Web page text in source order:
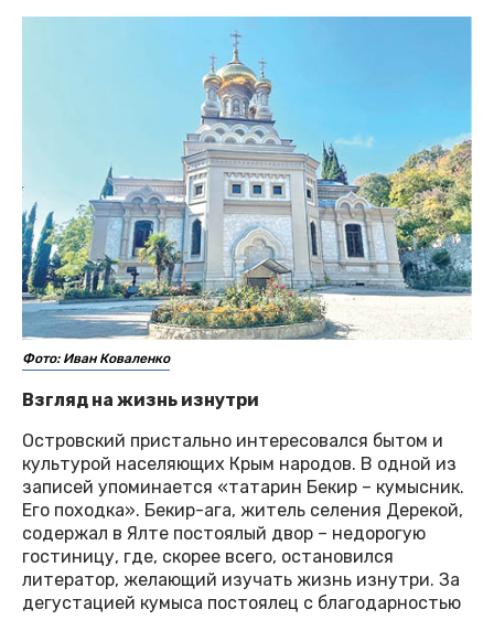
Фото: Иван Коваленко
Взгляд на жизнь изнутри
Островский пристально интересовался бытом и
культурой населяющих Крым народов. В одной из
записей упоминается «татарин Бекир – кумысник.
Его походка». Бекир-ага, житель селения Дерекой,
содержал в Ялте постоялый двор – недорогую
гостиницу, где, скорее всего, остановился
литератор, желающий изучать жизнь изнутри. За
дегустацией кумыса постоялец с благодарностью